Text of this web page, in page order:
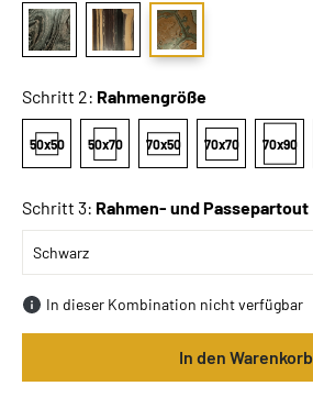
Schritt 2: Rahmengröße
50x50 50x70 70x50 70x70 70x90
Schritt 3: Rahmen- und Passepartout
In dieser Kombination nicht verfügbar
In den Warenkorb